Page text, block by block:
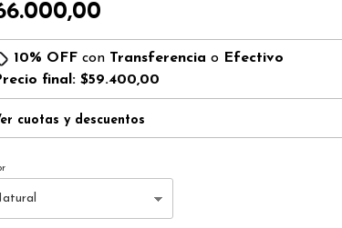
10% OFFcon Transferencia o Efectivo
final: $59.400,00
cuotas y descuentos